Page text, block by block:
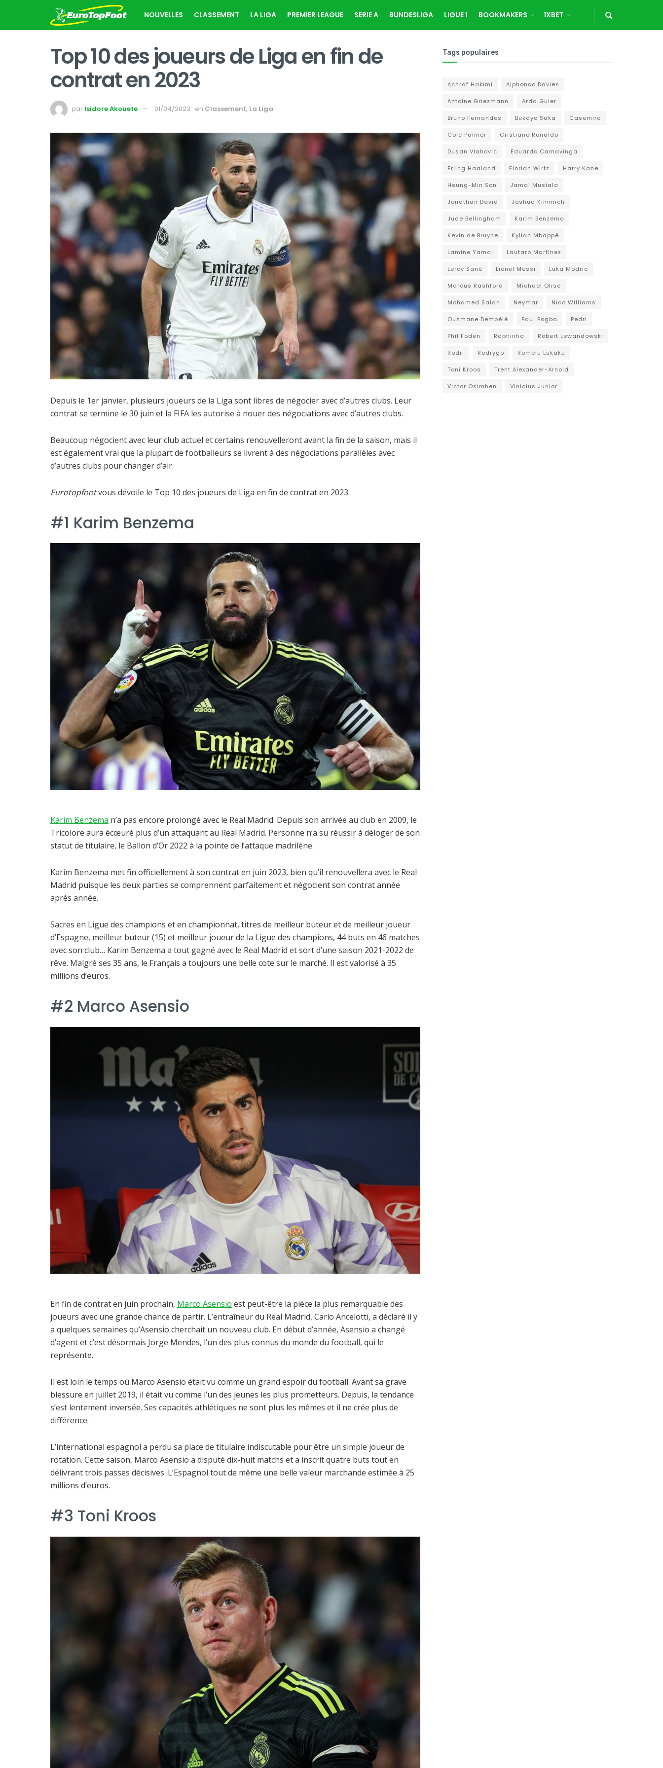
NOUVELLES CLASSEMENT LA LIGA PREMIER LEAGUE SERIE A BUNDESLIGA LIGUE 1 BOOKMAKERS 1XBET
Top 10 des joueurs de Liga en fin de
contrat en 2023
par Isidore Akouete 01/04/2023 en Classement, La Liga
Depuis le 1er janvier, plusieurs joueurs de la Liga sont libres de négocier avec d’autres clubs. Leur
contrat se termine le 30 juin et la FIFA les autorise à nouer des négociations avec d’autres clubs.
Beaucoup négocient avec leur club actuel et certains renouvelleront avant la fin de la saison, mais il
est également vrai que la plupart de footballeurs se livrent à des négociations parallèles avec
d’autres clubs pour changer d’air.
Eurotopfootvous dévoile le Top 10 des joueurs de Liga en fin de contrat en 2023.
#1 Karim Benzema
Karim Benzema n’a pas encore prolongé avec le Real Madrid. Depuis son arrivée au club en 2009, le
Tricolore aura écœuré plus d’un attaquant au Real Madrid. Personne n’a su réussir à déloger de son
statut de titulaire, le Ballon d’Or 2022 à la pointe de l’attaque madrilène.
Karim Benzema met fin officiellement à son contrat en juin 2023, bien qu’il renouvellera avec le Real
Madrid puisque les deux parties se comprennent parfaitement et négocient son contrat année
après année.
Sacres en Ligue des champions et en championnat, titres de meilleur buteur et de meilleur joueur
d’Espagne, meilleur buteur (15) et meilleur joueur de la Ligue des champions, 44 buts en 46 matches
avec son club… Karim Benzema a tout gagné avec le Real Madrid et sort d’une saison 2021-2022 de
rêve. Malgré ses 35 ans, le Français a toujours une belle cote sur le marché. Il est valorisé à 35
millions d’euros.
#2 Marco Asensio
En fin de contrat en juin prochain, Marco Asensio est peut-être la pièce la plus remarquable des
joueurs avec une grande chance de partir. L’entraîneur du Real Madrid, Carlo Ancelotti, a déclaré il y
a quelques semaines qu’Asensio cherchait un nouveau club. En début d’année, Asensio a changé
d’agent et c’est désormais Jorge Mendes, l’un des plus connus du monde du football, qui le
représente.
Il est loin le temps où Marco Asensio était vu comme un grand espoir du football. Avant sa grave
blessure en juillet 2019, il était vu comme l’un des jeunes les plus prometteurs. Depuis, la tendance
s’est lentement inversée. Ses capacités athlétiques ne sont plus les mêmes et il ne crée plus de
différence.
L’international espagnol a perdu sa place de titulaire indiscutable pour être un simple joueur de
rotation. Cette saison, Marco Asensio a disputé dix-huit matchs et a inscrit quatre buts tout en
délivrant trois passes décisives. L’Espagnol tout de même une belle valeur marchande estimée à 25
millions d’euros.
#3 Toni Kroos
Tags populaires
Achraf Hakimi Alphonso Davies
Antoine Griezmann Arda Guler
Bruno Fernandes Bukayo Saka Casemiro
Cole Palmer Cristiano Ronaldo
Dusan Vlahovic Eduardo Camavinga
Erling Haaland Florian Wirtz Harry Kane
Heung-Min Son Jamal Musiala
Jonathan David Joshua Kimmich
Jude Bellingham Karim Benzema
Kevin de Bruyne Kylian Mbappé
Lamine Yamal Lautaro Martinez
Leroy Sané Lionel Messi Luka Modric
Marcus Rashford Michael Olise
Mohamed Salah Neymar Nico Williams
Ousmane Dembélé Paul Pogba Pedri
Phil Foden Raphinha Robert Lewandowski
Rodri Rodrygo Romelu Lukaku
Toni Kroos Trent Alexander-Arnold
Victor Osimhen Vinicius Junior